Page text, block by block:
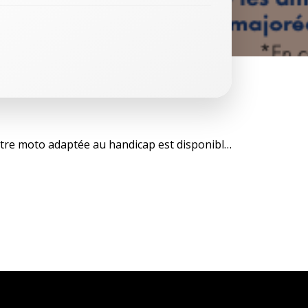
Notre moto adaptée au handicap est disponible !